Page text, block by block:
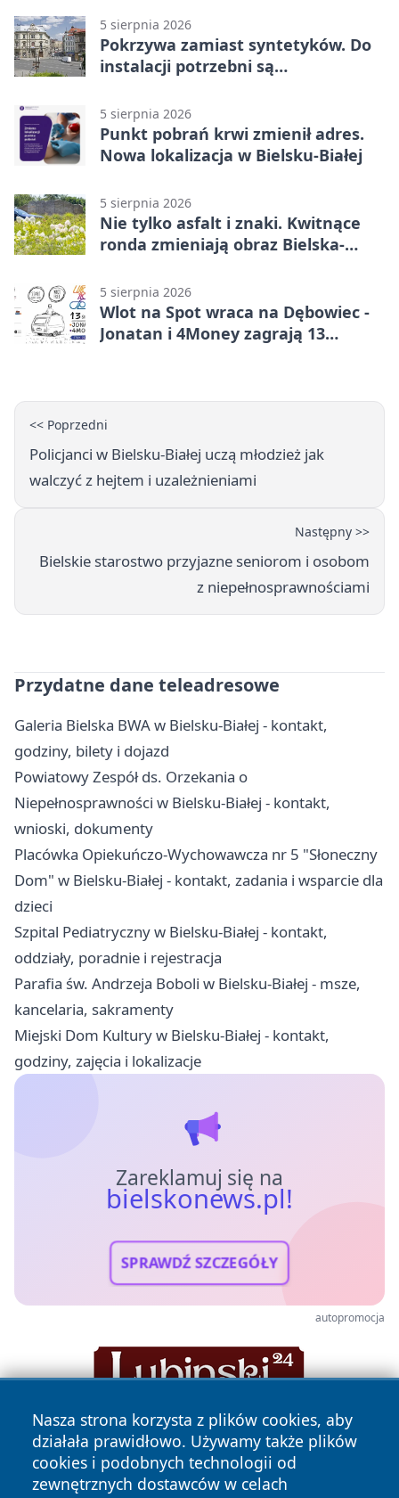
5 sierpnia 2026
Pokrzywa zamiast syntetyków. Do
instalacji potrzebni są
5 sierpnia 2026
Punkt pobrań krwi zmienił adres.
Nowa lokalizacja w Bielsku-Białej
5 sierpnia 2026
Nie tylko asfalt i znaki. Kwitnące
ronda zmieniają obraz Bielska-
5 sierpnia 2026
Wlot na Spot wraca na Dębowiec -
Jonatan i 4Money zagrają 13
<< Poprzedni
Policjanci w Bielsku-Białej uczą młodzież jak
walczyć z hejtem i uzależnieniami
Następny >>
Bielskie starostwo przyjazne seniorom i osobom
z niepełnosprawnościami
Przydatne dane teleadresowe
Galeria Bielska BWA w Bielsku-Białej - kontakt,
godziny, bilety i dojazd
Powiatowy Zespół ds. Orzekania o
Niepełnosprawności w Bielsku-Białej - kontakt,
wnioski, dokumenty
Placówka Opiekuńczo-Wychowawcza nr 5 "Słoneczny
Dom" w Bielsku-Białej - kontakt, zadania i wsparcie dla
dzieci
Szpital Pediatryczny w Bielsku-Białej - kontakt,
oddziały, poradnie i rejestracja
Parafia św. Andrzeja Boboli w Bielsku-Białej - msze,
kancelaria, sakramenty
Miejski Dom Kultury w Bielsku-Białej - kontakt,
godziny, zajęcia i lokalizacje
Zareklamuj się na
bielskonews.pl!
SPRAWDŹ SZCZEGÓŁY
autopromocja
Nasza strona korzysta z plików cookies, aby
działała prawidłowo. Używamy także plików
cookies i podobnych technologii od
zewnętrznych dostawców w celach